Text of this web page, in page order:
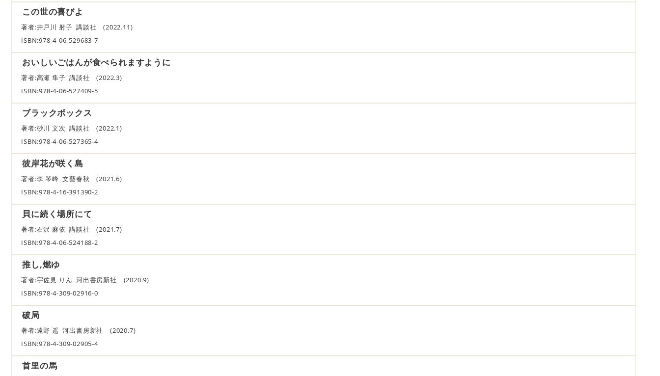
この世の喜びよ
著者:井戸川 射子 講談社 (2022.11)
ISBN:978-4-06-529683-7
おいしいごはんが食べられますように
著者:高瀬 隼子 講談社 (2022.3)
ISBN:978-4-06-527409-5
ブラックボックス
著者:砂川 文次 講談社 (2022.1)
ISBN:978-4-06-527365-4
彼岸花が咲く島
著者:李 琴峰 文藝春秋 (2021.6)
ISBN:978-4-16-391390-2
貝に続く場所にて
著者:石沢 麻依 講談社 (2021.7)
ISBN:978-4-06-524188-2
推し,燃ゆ
著者:宇佐見 りん 河出書房新社 (2020.9)
ISBN:978-4-309-02916-0
破局
著者:遠野 遥 河出書房新社 (2020.7)
ISBN:978-4-309-02905-4
首里の馬